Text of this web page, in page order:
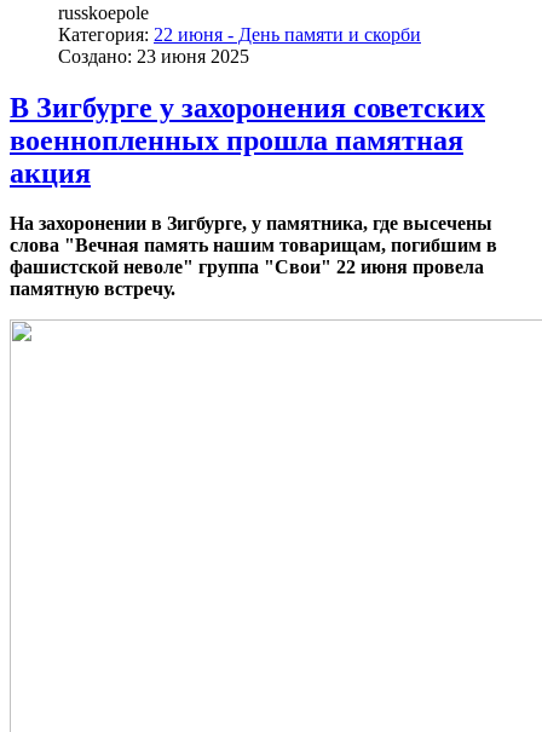
russkoepole
Категория: 22 июня - День памяти и скорби
Создано: 23 июня 2025
В Зигбурге у захоронения советских
военнопленных прошла памятная
акция
На захоронении в Зигбурге, у памятника, где высечены
слова "Вечная память нашим товарищам, погибшим в
фашистской неволе" группа "Свои" 22 июня провела
памятную встречу.